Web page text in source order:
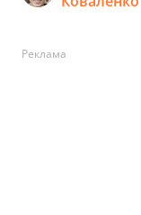
Реклама